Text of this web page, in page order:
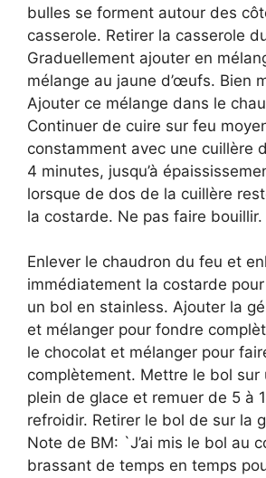
bulles se forment autour des
casserole. Retirer la casserole
Graduellement ajouter en
mélange au jaune d’œufs. Bien
Ajouter ce mélange dans le
Continuer de cuire sur feu
constamment avec une cuillère
4 minutes, jusqu’à
lorsque de dos de la cuillère
la costarde. Ne pas faire bouillir.
Enlever le chaudron du feu et
immédiatement la costarde
un bol en stainless. Ajouter la
et mélanger pour fondre
le chocolat et mélanger pour
complètement. Mettre le bol sur
plein de glace et remuer de 5 à
refroidir. Retirer le bol de sur la
Note de BM: `J’ai mis le bol au
brassant de temps en temps